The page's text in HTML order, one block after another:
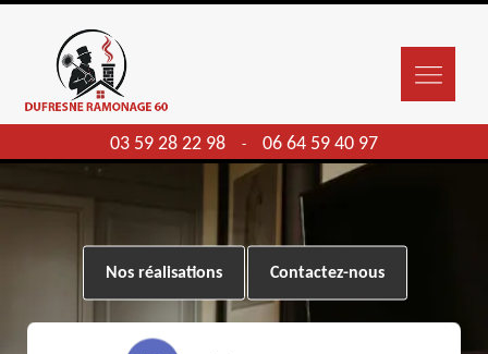
03 59 28 22 98 - 06 64 59 40 97
Nos réalisations Contactez-nous